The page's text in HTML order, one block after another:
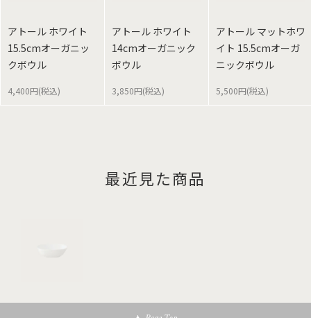
アトール ホワイト
15.5cmオーガニッ
クボウル
4,400円(税込)
アトール ホワイト
14cmオーガニック
ボウル
3,850円(税込)
アトール マットホワ
イト 15.5cmオーガ
ニックボウル
5,500円(税込)
最近見た商品